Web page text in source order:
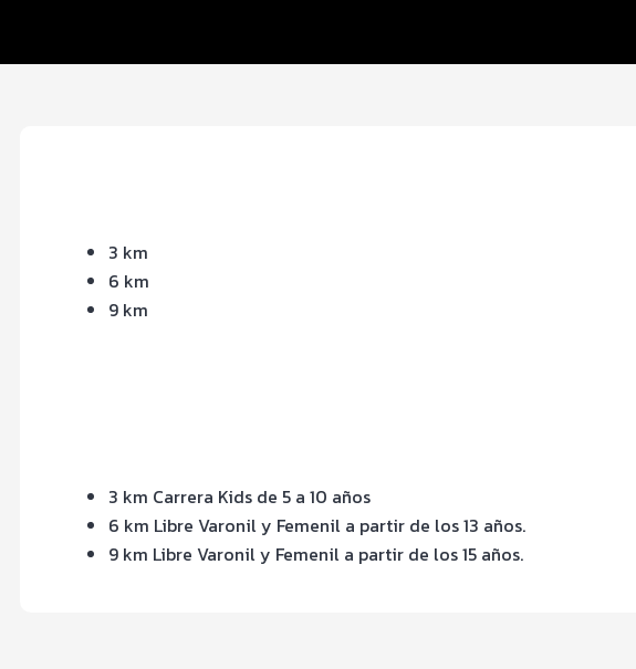
3 km
6 km
9 km
3 km Carrera Kids de 5 a 10 años
6 km Libre Varonil y Femenil a partir de los 13 años.
9 km Libre Varonil y Femenil a partir de los 15 años.